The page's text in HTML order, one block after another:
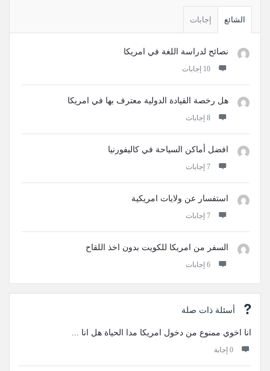
الجانبيةالشائع إجابات
نصائح لدراسة اللغة في امريكا
‫10 إجابات
هل رخصة القيادة الدولية معترف بها في امريكا
‫8 إجابات
افضل أماكن السياحة في كاليفورنيا
‫7 إجابات
استفسار عن ولايات امريكية
‫7 إجابات
السفر من امريكا للكويت بدون اخذ اللقاح
‫6 إجابات
أسئلة ذات صلة
انا اخوي ممنوع من دخول امريكا مدا الحياة هل انا ...
‫0 إجابة